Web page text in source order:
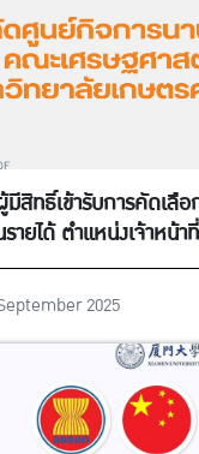
มีสิทธิ์เข้ารับการคัดเลื
ายได้ ตำแหน่งเจ้าหน้า
งกัดศูนย์กิจการนานา
2025